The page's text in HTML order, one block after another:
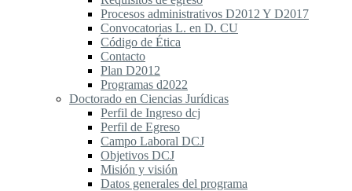
Procesos administrativos D2012 Y D2017
Convocatorias L. en D. CU
Código de Ética
Contacto
Plan D2012
Programas d2022
Doctorado en Ciencias Jurídicas
Perfil de Ingreso dcj
Perfil de Egreso
Campo Laboral DCJ
Objetivos DCJ
Misión y visión
Datos generales del programa